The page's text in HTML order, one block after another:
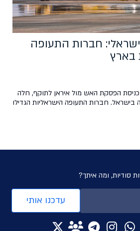
חברות התעופה
בארץ
הפסקת האש מול איראן לתוקף, חלה
חברות התעופה הישראליות הגדילו
סודיות, ומה איתך?
עדכנו אותי